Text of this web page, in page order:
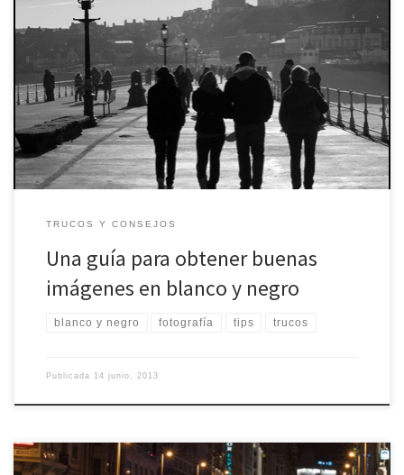
Las imágenes en blanco y negro parecen florecer como una
buena alternativa entre los aficionados y profesionales para
plasmar sujetos, paisajes y también objetos diversos. Una de las
cuestiones positivas de las fotografías acromáticas es que generan
una imagen con fuerza de un sujeto que para las fotos en color
[…]
TRUCOS Y CONSEJOS
Una guía para obtener buenas
imágenes en blanco y negro
blanco y negro fotografía tips trucos
Publicada 14 junio, 2013